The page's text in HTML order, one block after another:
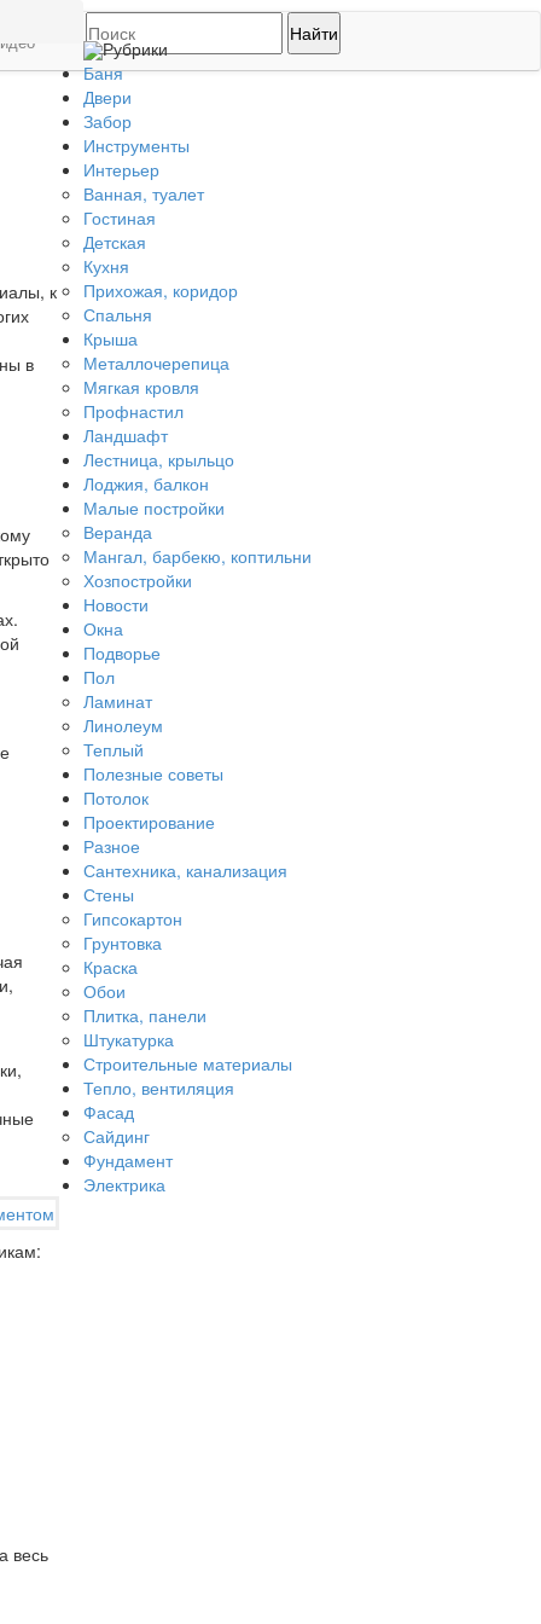
к
в
весь
Рубрики
Баня
Двери
Забор
Инструменты
Интерьер
Ванная, туалет
Гостиная
Детская
Кухня
Прихожая, коридор
Спальня
Крыша
Металлочерепица
Мягкая кровля
Профнастил
Ландшафт
Лестница, крыльцо
Лоджия, балкон
Малые постройки
Веранда
Мангал, барбекю, коптильни
Хозпостройки
Новости
Окна
Подворье
Пол
Ламинат
Линолеум
Теплый
Полезные советы
Потолок
Проектирование
Разное
Сантехника, канализация
Стены
Гипсокартон
Грунтовка
Краска
Обои
Плитка, панели
Штукатурка
Строительные материалы
Тепло, вентиляция
Фасад
Сайдинг
Фундамент
Электрика